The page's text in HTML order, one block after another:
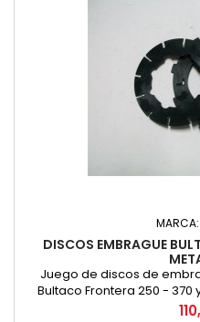
MARCA:
DISCOS EMBRAGUE
Juego de discos de
Bultaco Frontera 250 - 370